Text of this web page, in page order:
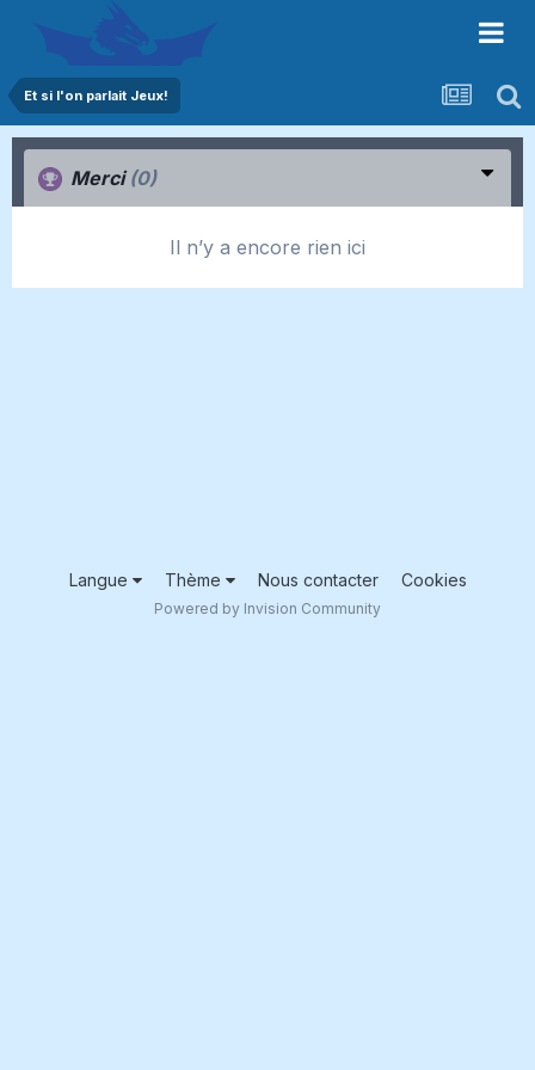
Et si l'on parlait Jeux!
Merci(0)
Il n’y a encore rien ici
Langue Thème Nous contacter Cookies
Powered by Invision Community